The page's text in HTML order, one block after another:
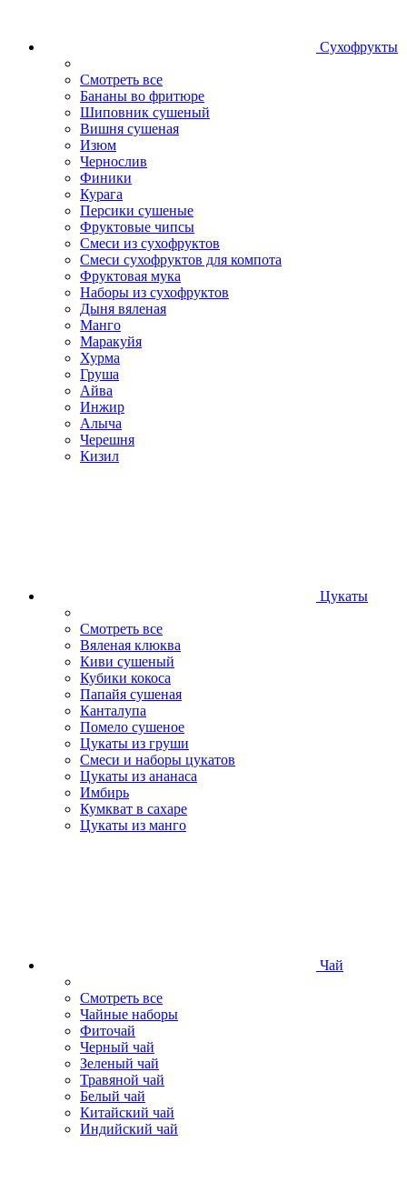
Сухофрукты
Смотреть все
Бананы во фритюре
Шиповник сушеный
Вишня сушеная
Изюм
Чернослив
Финики
Курага
Персики сушеные
Фруктовые чипсы
Смеси из сухофруктов
Смеси сухофруктов для компота
Фруктовая мука
Наборы из сухофруктов
Дыня вяленая
Манго
Маракуйя
Хурма
Груша
Айва
Инжир
Алыча
Черешня
Кизил
Цукаты
Смотреть все
Вяленая клюква
Киви сушеный
Кубики кокоса
Папайя сушеная
Канталупа
Помело сушеное
Цукаты из груши
Смеси и наборы цукатов
Цукаты из ананаса
Имбирь
Кумкват в сахаре
Цукаты из манго
Чай
Смотреть все
Чайные наборы
Фиточай
Черный чай
Зеленый чай
Травяной чай
Белый чай
Китайский чай
Индийский чай